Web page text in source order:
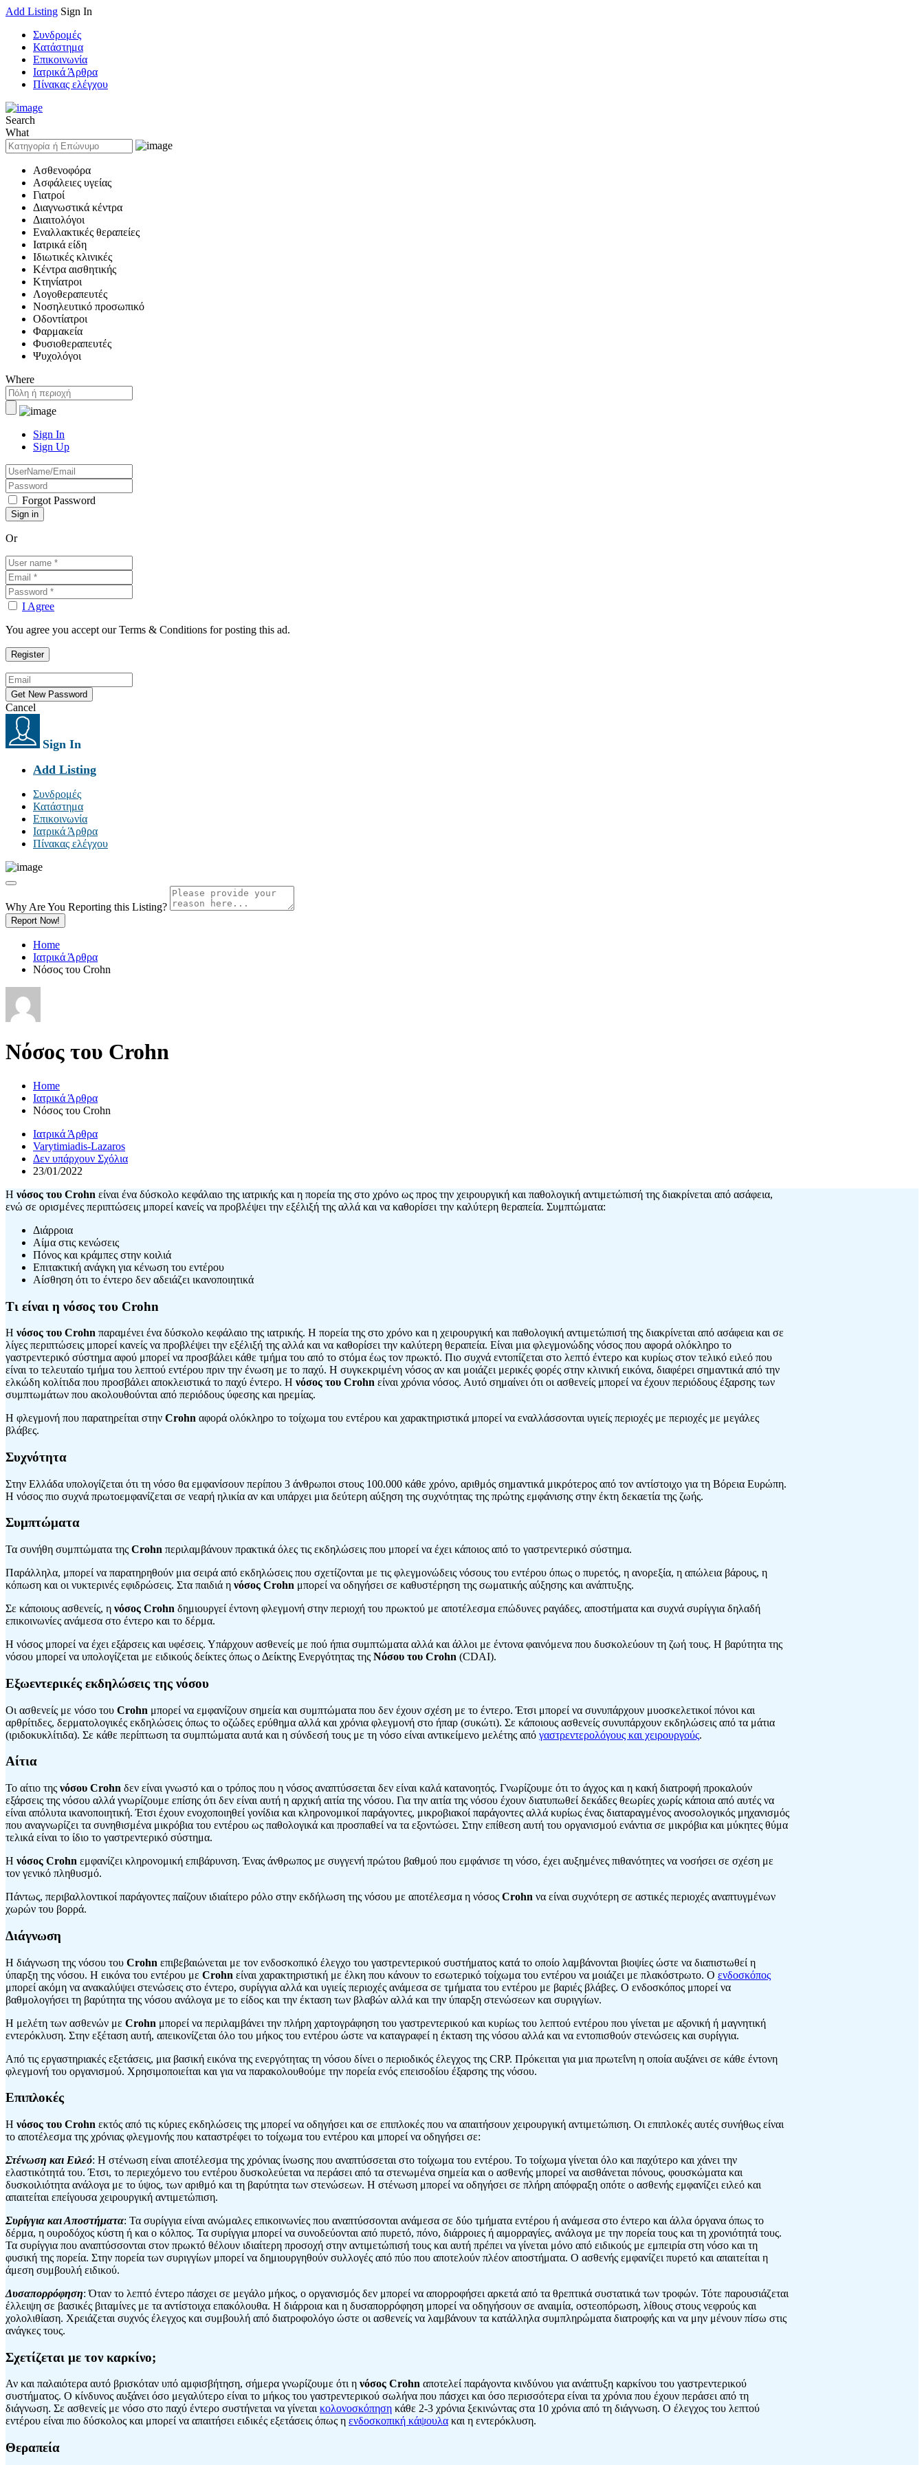
Add Listing Sign In
Συνδρομές
Κατάστημα
Επικοινωνία
Ιατρικά Άρθρα
Πίνακας ελέγχου
Search
What
Ασθενοφόρα
Ασφάλειες υγείας
Γιατροί
Διαγνωστικά κέντρα
Διαιτολόγοι
Εναλλακτικές θεραπείες
Ιατρικά είδη
Ιδιωτικές κλινικές
Κέντρα αισθητικής
Κτηνίατροι
Λογοθεραπευτές
Νοσηλευτικό προσωπικό
Οδοντίατροι
Φαρμακεία
Φυσιοθεραπευτές
Ψυχολόγοι
Where
Sign In
Sign Up
Forgot Password
Or
I Agree
You agree you accept our Terms & Conditions for posting this ad.
Cancel
Sign In
Add Listing
Συνδρομές
Κατάστημα
Επικοινωνία
Ιατρικά Άρθρα
Πίνακας ελέγχου
Why Are You Reporting this Listing?
Report Now!
Home
Ιατρικά Άρθρα
Νόσος του Crohn
Νόσος του Crohn
Home
Ιατρικά Άρθρα
Νόσος του Crohn
Ιατρικά Άρθρα
Varytimiadis-Lazaros
Δεν υπάρχουν Σχόλια
23/01/2022
Η νόσος του Crohn είναι ένα δύσκολο κεφάλαιο της ιατρικής και η πορεία της στο χρόνο ως προς την χειρουργική και παθολογική αντιμετώπισή της διακρίνεται από ασάφεια,
ενώ σε ορισμένες περιπτώσεις μπορεί κανείς να προβλέψει την εξέλιξή της αλλά και να καθορίσει την καλύτερη θεραπεία. Συμπτώματα:
Διάρροια
Αίμα στις κενώσεις
Πόνος και κράμπες στην κοιλιά
Επιτακτική ανάγκη για κένωση του εντέρου
Αίσθηση ότι το έντερο δεν αδειάζει ικανοποιητικά
Τι είναι η νόσος του Crohn
Η νόσος του Crohn παραμένει ένα δύσκολο κεφάλαιο της ιατρικής. Η πορεία της στο χρόνο και η χειρουργική και παθολογική αντιμετώπισή της διακρίνεται από ασάφεια και σε
λίγες περιπτώσεις μπορεί κανείς να προβλέψει την εξέλιξή της αλλά και να καθορίσει την καλύτερη θεραπεία. Eίναι μια φλεγμονώδης νόσος που αφορά ολόκληρο το
γαστρεντερικό σύστημα αφού μπορεί να προσβάλει κάθε τμήμα του από το στόμα έως τον πρωκτό. Πιο συχνά εντοπίζεται στο λεπτό έντερο και κυρίως στον τελικό ειλεό που
είναι το τελευταίο τμήμα του λεπτού εντέρου πριν την ένωση με το παχύ. Η συγκεκριμένη νόσος αν και μοιάζει μερικές φορές στην κλινική εικόνα, διαφέρει σημαντικά από την
ελκώδη κολίτιδα που προσβάλει αποκλειστικά το παχύ έντερο. Η νόσος του Crohn είναι χρόνια νόσος. Αυτό σημαίνει ότι οι ασθενείς μπορεί να έχουν περιόδους έξαρσης των
συμπτωμάτων που ακολουθούνται από περιόδους ύφεσης και ηρεμίας.
Η φλεγμονή που παρατηρείται στην Crohn αφορά ολόκληρο το τοίχωμα του εντέρου και χαρακτηριστικά μπορεί να εναλλάσσονται υγιείς περιοχές με περιοχές με μεγάλες
βλάβες.
Συχνότητα
Στην Ελλάδα υπολογίζεται ότι τη νόσο θα εμφανίσουν περίπου 3 άνθρωποι στους 100.000 κάθε χρόνο, αριθμός σημαντικά μικρότερος από τον αντίστοιχο για τη Βόρεια Ευρώπη.
Η νόσος πιο συχνά πρωτοεμφανίζεται σε νεαρή ηλικία αν και υπάρχει μια δεύτερη αύξηση της συχνότητας της πρώτης εμφάνισης στην έκτη δεκαετία της ζωής.
Συμπτώματα
Τα συνήθη συμπτώματα της Crohn περιλαμβάνουν πρακτικά όλες τις εκδηλώσεις που μπορεί να έχει κάποιος από το γαστρεντερικό σύστημα.
Παράλληλα, μπορεί να παρατηρηθούν μια σειρά από εκδηλώσεις που σχετίζονται με τις φλεγμονώδεις νόσους του εντέρου όπως ο πυρετός, η ανορεξία, η απώλεια βάρους, η
κόπωση και οι νυκτερινές εφιδρώσεις. Στα παιδιά η νόσος Crohn μπορεί να οδηγήσει σε καθυστέρηση της σωματικής αύξησης και ανάπτυξης.
Σε κάποιους ασθενείς, η νόσος Crohn δημιουργεί έντονη φλεγμονή στην περιοχή του πρωκτού με αποτέλεσμα επώδυνες ραγάδες, αποστήματα και συχνά συρίγγια δηλαδή
επικοινωνίες ανάμεσα στο έντερο και το δέρμα.
Η νόσος μπορεί να έχει εξάρσεις και υφέσεις. Υπάρχουν ασθενείς με πού ήπια συμπτώματα αλλά και άλλοι με έντονα φαινόμενα που δυσκολεύουν τη ζωή τους. Η βαρύτητα της
νόσου μπορεί να υπολογίζεται με ειδικούς δείκτες όπως ο Δείκτης Ενεργότητας της Νόσου του Crohn (CDAI).
Εξωεντερικές εκδηλώσεις της νόσου
Οι ασθενείς με νόσο του Crohn μπορεί να εμφανίζουν σημεία και συμπτώματα που δεν έχουν σχέση με το έντερο. Έτσι μπορεί να συνυπάρχουν μυοσκελετικοί πόνοι και
αρθρίτιδες, δερματολογικές εκδηλώσεις όπως το οζώδες ερύθημα αλλά και χρόνια φλεγμονή στο ήπαρ (συκώτι). Σε κάποιους ασθενείς συνυπάρχουν εκδηλώσεις από τα μάτια
(ιριδοκυκλίτιδα). Σε κάθε περίπτωση τα συμπτώματα αυτά και η σύνδεσή τους με τη νόσο είναι αντικείμενο μελέτης από γαστρεντερολόγους και χειρουργούς.
Αίτια
Το αίτιο της νόσου Crohn δεν είναι γνωστό και ο τρόπος που η νόσος αναπτύσσεται δεν είναι καλά κατανοητός. Γνωρίζουμε ότι το άγχος και η κακή διατροφή προκαλούν
εξάρσεις της νόσου αλλά γνωρίζουμε επίσης ότι δεν είναι αυτή η αρχική αιτία της νόσου. Για την αιτία της νόσου έχουν διατυπωθεί δεκάδες θεωρίες χωρίς κάποια από αυτές να
είναι απόλυτα ικανοποιητική. Έτσι έχουν ενοχοποιηθεί γονίδια και κληρονομικοί παράγοντες, μικροβιακοί παράγοντες αλλά κυρίως ένας διαταραγμένος ανοσολογικός μηχανισμός
που αναγνωρίζει τα συνηθισμένα μικρόβια του εντέρου ως παθολογικά και προσπαθεί να τα εξοντώσει. Στην επίθεση αυτή του οργανισμού ενάντια σε μικρόβια και μύκητες θύμα
τελικά είναι το ίδιο το γαστρεντερικό σύστημα.
Η νόσος Crohn εμφανίζει κληρονομική επιβάρυνση. Ένας άνθρωπος με συγγενή πρώτου βαθμού που εμφάνισε τη νόσο, έχει αυξημένες πιθανότητες να νοσήσει σε σχέση με
τον γενικό πληθυσμό.
Πάντως, περιβαλλοντικοί παράγοντες παίζουν ιδιαίτερο ρόλο στην εκδήλωση της νόσου με αποτέλεσμα η νόσος Crohn να είναι συχνότερη σε αστικές περιοχές αναπτυγμένων
χωρών του βορρά.
Διάγνωση
Η διάγνωση της νόσου του Crohn επιβεβαιώνεται με τον ενδοσκοπικό έλεγχο του γαστρεντερικού συστήματος κατά το οποίο λαμβάνονται βιοψίες ώστε να διαπιστωθεί η
ύπαρξη της νόσου. Η εικόνα του εντέρου με Crohn είναι χαρακτηριστική με έλκη που κάνουν το εσωτερικό τοίχωμα του εντέρου να μοιάζει με πλακόστρωτο. Ο ενδοσκόπος
μπορεί ακόμη να ανακαλύψει στενώσεις στο έντερο, συρίγγια αλλά και υγιείς περιοχές ανάμεσα σε τμήματα του εντέρου με βαριές βλάβες. Ο ενδοσκόπος μπορεί να
βαθμολογήσει τη βαρύτητα της νόσου ανάλογα με το είδος και την έκταση των βλαβών αλλά και την ύπαρξη στενώσεων και συριγγίων.
Η μελέτη των ασθενών με Crohn μπορεί να περιλαμβάνει την πλήρη χαρτογράφηση του γαστρεντερικού και κυρίως του λεπτού εντέρου που γίνεται με αξονική ή μαγνητική
εντερόκλυση. Στην εξέταση αυτή, απεικονίζεται όλο του μήκος του εντέρου ώστε να καταγραφεί η έκταση της νόσου αλλά και να εντοπισθούν στενώσεις και συρίγγια.
Από τις εργαστηριακές εξετάσεις, μια βασική εικόνα της ενεργότητας τη νόσου δίνει ο περιοδικός έλεγχος της CRP. Πρόκειται για μια πρωτεΐνη η οποία αυξάνει σε κάθε έντονη
φλεγμονή του οργανισμού. Χρησιμοποιείται και για να παρακολουθούμε την πορεία ενός επεισοδίου έξαρσης της νόσου.
Επιπλοκές
Η νόσος του Crohn εκτός από τις κύριες εκδηλώσεις της μπορεί να οδηγήσει και σε επιπλοκές που να απαιτήσουν χειρουργική αντιμετώπιση. Οι επιπλοκές αυτές συνήθως είναι
το αποτέλεσμα της χρόνιας φλεγμονής που καταστρέφει το τοίχωμα του εντέρου και μπορεί να οδηγήσει σε:
Στένωση και Ειλεό: Η στένωση είναι αποτέλεσμα της χρόνιας ίνωσης που αναπτύσσεται στο τοίχωμα του εντέρου. Το τοίχωμα γίνεται όλο και παχύτερο και χάνει την
ελαστικότητά του. Έτσι, το περιεχόμενο του εντέρου δυσκολεύεται να περάσει από τα στενωμένα σημεία και ο ασθενής μπορεί να αισθάνεται πόνους, φουσκώματα και
δυσκοιλιότητα ανάλογα με το ύψος, των αριθμό και τη βαρύτητα των στενώσεων. Η στένωση μπορεί να οδηγήσει σε πλήρη απόφραξη οπότε ο ασθενής εμφανίζει ειλεό και
απαιτείται επείγουσα χειρουργική αντιμετώπιση.
Συρίγγια και Αποστήματα: Τα συρίγγια είναι ανώμαλες επικοινωνίες που αναπτύσσονται ανάμεσα σε δύο τμήματα εντέρου ή ανάμεσα στο έντερο και άλλα όργανα όπως το
δέρμα, η ουροδόχος κύστη ή και ο κόλπος. Τα συρίγγια μπορεί να συνοδεύονται από πυρετό, πόνο, διάρροιες ή αιμορραγίες, ανάλογα με την πορεία τους και τη χρονιότητά τους.
Τα συρίγγια που αναπτύσσονται στον πρωκτό θέλουν ιδιαίτερη προσοχή στην αντιμετώπισή τους και αυτή πρέπει να γίνεται μόνο από ειδικούς με εμπειρία στη νόσο και τη
φυσική της πορεία. Στην πορεία των συριγγίων μπορεί να δημιουργηθούν συλλογές από πύο που αποτελούν πλέον αποστήματα. Ο ασθενής εμφανίζει πυρετό και απαιτείται η
άμεση συμβουλή ειδικού.
Δυσαπορρόφηση: Όταν το λεπτό έντερο πάσχει σε μεγάλο μήκος, ο οργανισμός δεν μπορεί να απορροφήσει αρκετά από τα θρεπτικά συστατικά των τροφών. Τότε παρουσιάζεται
έλλειψη σε βασικές βιταμίνες με τα αντίστοιχα επακόλουθα. Η διάρροια και η δυσαπορρόφηση μπορεί να οδηγήσουν σε αναιμία, οστεοπόρωση, λίθους στους νεφρούς και
χολολιθίαση. Χρειάζεται συχνός έλεγχος και συμβουλή από διατροφολόγο ώστε οι ασθενείς να λαμβάνουν τα κατάλληλα συμπληρώματα διατροφής και να μην μένουν πίσω στις
ανάγκες τους.
Σχετίζεται με τον καρκίνο;
Αν και παλαιότερα αυτό βρισκόταν υπό αμφισβήτηση, σήμερα γνωρίζουμε ότι η νόσος Crohn αποτελεί παράγοντα κινδύνου για ανάπτυξη καρκίνου του γαστρεντερικού
συστήματος. Ο κίνδυνος αυξάνει όσο μεγαλύτερο είναι το μήκος του γαστρεντερικού σωλήνα που πάσχει και όσο περισσότερα είναι τα χρόνια που έχουν περάσει από τη
διάγνωση. Σε ασθενείς με νόσο στο παχύ έντερο συστήνεται να γίνεται κολονοσκόπηση κάθε 2-3 χρόνια ξεκινώντας στα 10 χρόνια από τη διάγνωση. Ο έλεγχος του λεπτού
εντέρου είναι πιο δύσκολος και μπορεί να απαιτήσει ειδικές εξετάσεις όπως η ενδοσκοπική κάψουλα και η εντερόκλυση.
Θεραπεία